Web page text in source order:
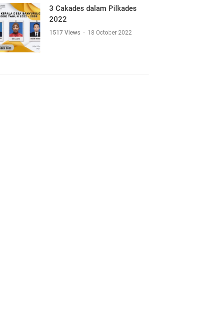
3 Cakades dalam Pilkades
2022
1517 Views - 18 October 2022